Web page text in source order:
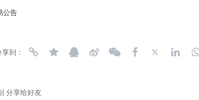
公告
到：
分享给好友